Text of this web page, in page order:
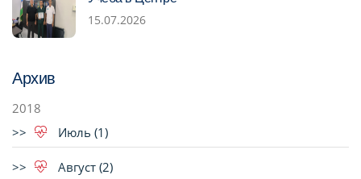
15.07.2026
Архив
2018
Июль (1)
Август (2)